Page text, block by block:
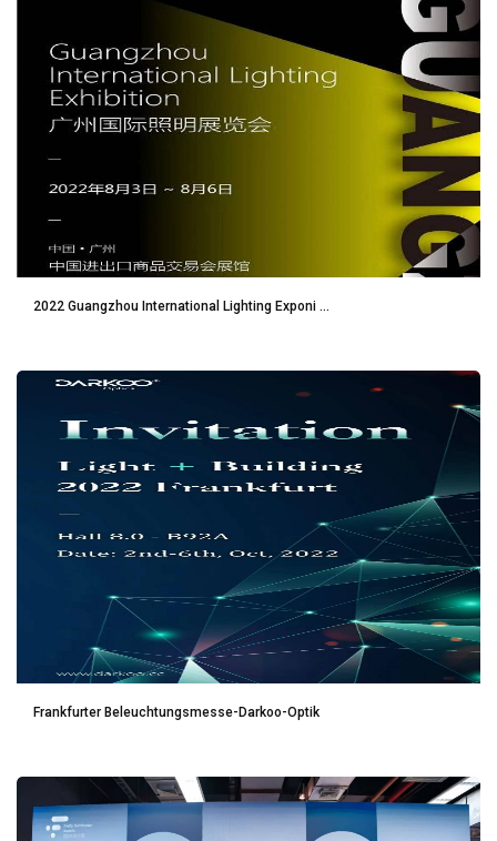
2022 Guangzhou International Lighting Exponi ...
Frankfurter Beleuchtungsmesse-Darkoo-Optik